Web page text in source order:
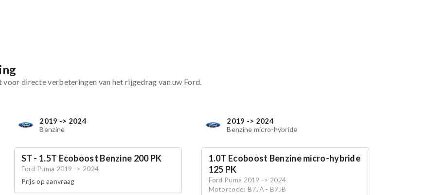
directe verbeteringen van het rijgedrag van uw Ford.
2019 -> 2024
Benzine
ST - 1.5T Ecoboost Benzine 200 PK
Ford Puma 2019 -> 2024
Prijs op aanvraag
2019 -> 2024
Benzine micro-hybride
1.0T Ecoboost Benzine micro-hybride
125 PK
Ford Puma 2019 -> 2024
Motorcode: B7JA - B7JB